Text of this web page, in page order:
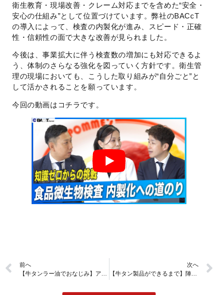
衛生教育・現場改善・クレーム対応までを含めた“安全・
安心の仕組み”として位置づけています。弊社のBACcT
の導入によって、検査の内製化が進み、スピード・正確
性・信頼性の面で大きな改善が見られました。
今後は、事業拡大に伴う検査数の増加にも対応できるよ
う、体制のさらなる強化を図っていく方針です。衛生管
理の現場においても、こうした取り組みが“自分ごと”と
して活かされることを願っています。
今回の動画はコチラです。
前へ
【牛タンラー油でおなじみ】アイデアマン社長が率いる牛タン加工会社の歩みと想いとは【株式会社陣中】
次へ
【牛タン製品ができるまで】陣中の牛タン工場を見学しました【株式会社陣中/前編】